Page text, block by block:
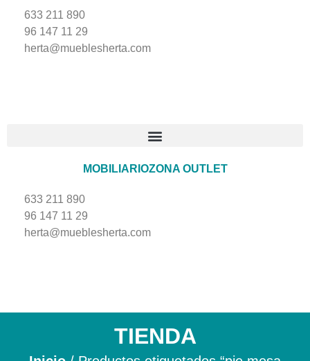
633 211 890
96 147 11 29
herta@mueblesherta.com
MOBILIARIOZONA OUTLET
633 211 890
96 147 11 29
herta@mueblesherta.com
TIENDA